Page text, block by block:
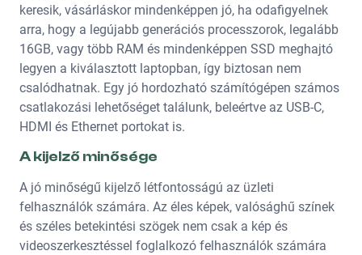
keresik, vásárláskor mindenképpen jó, ha odafigyelnek
arra, hogy a legújabb generációs processzorok, legalább
16GB, vagy több RAM és mindenképpen SSD meghajtó
legyen a kiválasztott laptopban, így biztosan nem
csalódhatnak. Egy jó hordozható számítógépen számos
csatlakozási lehetőséget találunk, beleértve az USB-C,
HDMI és Ethernet portokat is.
A kijelző minősége
A jó minőségű kijelző létfontosságú az üzleti
felhasználók számára. Az éles képek, valósághű színek
és széles betekintési szögek nem csak a kép és
videoszerkesztéssel foglalkozó felhasználók számára